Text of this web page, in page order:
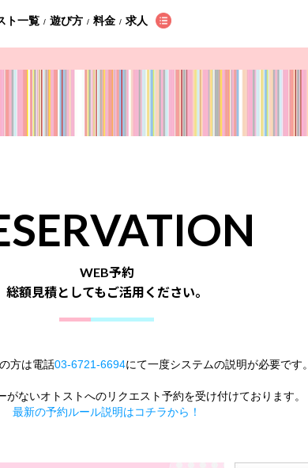
ト一覧 / 遊び方 / 料金 / 求人
WEB予約
総額見積としてもご活用ください。
方は電話03-6721-6694にて一度システムの説明が必要です。
がないオトストへのリクエスト予約を受け付けております。
最新の予約ルール説明はコチラから！